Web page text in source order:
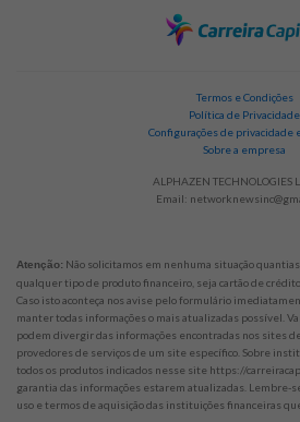
Termos e Condições
Política de Privacidade
Configurações de privacidade
Sobre a empresa
ALPHAZEN TECHNOLOGIES
Email:
Atenção: Não solicitamos em nenhuma situação
qualquer tipo de produto financeiro, seja cartão de
Caso isto aconteça nos avise pelo formulário
manter todas informações o mais atualizadas possível.
podem divergir das informações encontradas nos sites
provedores de serviços de um site específico. Sobre
todos os produtos indicados nesse site https://
garantia das informações estarem atualizadas. Lembre-
uso e termos de aquisição das instituições financeiras